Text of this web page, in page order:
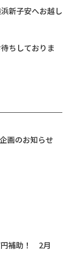
新子安へお越し
ちしておりま
画のお知らせ
円補助！ 2月